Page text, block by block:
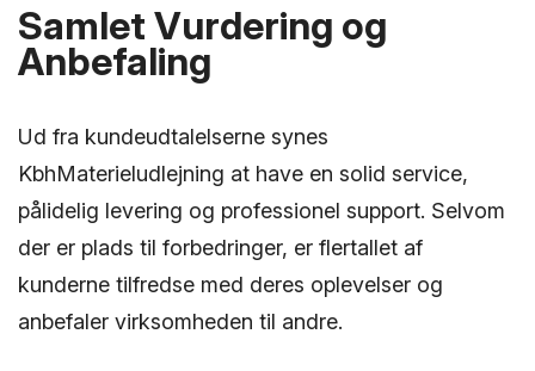
Samlet Vurdering og
Anbefaling
Ud fra kundeudtalelserne synes
KbhMaterieludlejning at have en solid service,
pålidelig levering og professionel support. Selvom
der er plads til forbedringer, er flertallet af
kunderne tilfredse med deres oplevelser og
anbefaler virksomheden til andre.